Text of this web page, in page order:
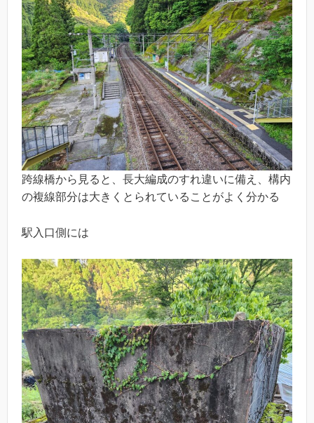
跨線橋から見ると、長大編成のすれ違いに備え、構内
の複線部分は大きくとられていることがよく分かる
駅入口側には